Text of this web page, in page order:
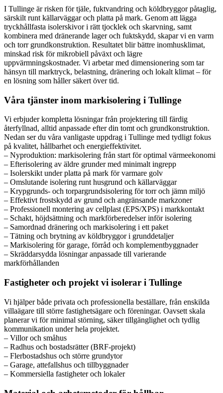
I Tullinge är risken för tjäle, fuktvandring och köldbryggor påtaglig,
särskilt runt källarväggar och platta på mark. Genom att lägga
tryckhållfasta isolerskivor i rätt tjocklek och skarvning, samt
kombinera med dränerande lager och fuktskydd, skapar vi en varm
och torr grundkonstruktion. Resultatet blir bättre inomhusklimat,
minskad risk för mikrobiell påväxt och lägre
uppvärmningskostnader. Vi arbetar med dimensionering som tar
hänsyn till marktryck, belastning, dränering och lokalt klimat – för
en lösning som håller säkert över tid.
Våra tjänster inom markisolering i Tullinge
Vi erbjuder kompletta lösningar från projektering till färdig
återfyllnad, alltid anpassade efter din tomt och grundkonstruktion.
Nedan ser du våra vanligaste uppdrag i Tullinge med tydligt fokus
på kvalitet, hållbarhet och energieffektivitet.
– Nyproduktion: markisolering från start för optimal värmeekonomi
– Efterisolering av äldre grunder med minimalt ingrepp
– Isolerskikt under platta på mark för varmare golv
– Omslutande isolering runt husgrund och källarväggar
– Krypgrunds- och torpargrundsisolering för torr och jämn miljö
– Effektivt frostskydd av grund och angränsande markzoner
– Professionell montering av cellplast (EPS/XPS) i markkontakt
– Schakt, höjdsättning och markförberedelser inför isolering
– Samordnad dränering och markisolering i ett paket
– Tätning och brytning av köldbryggor i grunddetaljer
– Markisolering för garage, förråd och komplementbyggnader
– Skräddarsydda lösningar anpassade till varierande
markförhållanden
Fastigheter och projekt vi isolerar i Tullinge
Vi hjälper både privata och professionella beställare, från enskilda
villaägare till större fastighetsägare och föreningar. Oavsett skala
planerar vi för minimal störning, säker tillgänglighet och tydlig
kommunikation under hela projektet.
– Villor och småhus
– Radhus och bostadsrätter (BRF-projekt)
– Flerbostadshus och större grundytor
– Garage, attefallshus och tillbyggnader
– Kommersiella fastigheter och lokaler